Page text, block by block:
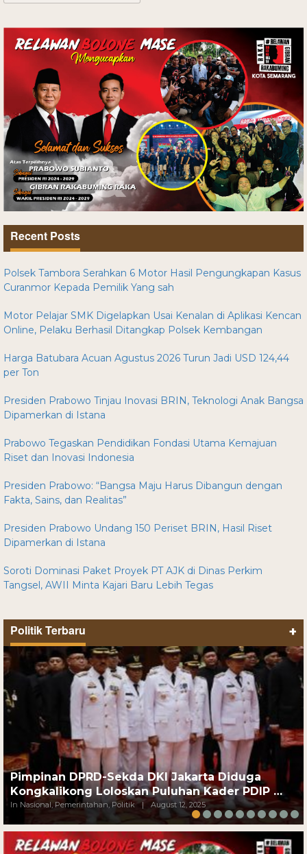
Recent Posts
Polsek Tambora Serahkan 6 Motor Hasil Pengungkapan Kasus
Curanmor Kepada Pemilik Yang sah
Motor Pelajar SMK Digelapkan Usai Kenalan di Aplikasi Kencan
Online, Pelaku Berhasil Ditangkap Polsek Kembangan
Harga Batubara Acuan Agustus 2026 Turun Jadi USD 124,44
per Ton
Presiden Prabowo Tinjau Inovasi BRIN, Teknologi Anak Bangsa
Dipamerkan di Istana
Prabowo Tegaskan Pendidikan Fondasi Utama Kemajuan
Riset dan Inovasi Indonesia
Presiden Prabowo: “Bangsa Maju Harus Dibangun dengan
Fakta, Sains, dan Realitas”
Presiden Prabowo Undang 150 Periset BRIN, Hasil Riset
Dipamerkan di Istana
Soroti Dominasi Paket Proyek PT AJK di Dinas Perkim
Tangsel, AWII Minta Kajari Baru Lebih Tegas
Politik Terbaru +
Pimpinan DPRD-Sekda DKI Jakarta Diduga
Kongkalikong Loloskan Puluhan Kader PDIP …
In Nasional, Pemerintahan, Politik | August 12, 2025